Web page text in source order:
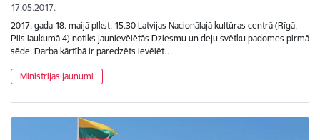
17.05.2017.
2017. gada 18. maijā plkst. 15.30 Latvijas Nacionālajā kultūras centrā (Rīgā,
Pils laukumā 4) notiks jaunievēlētās Dziesmu un deju svētku padomes pirmā
sēde. Darba kārtībā ir paredzēts ievēlēt…
Ministrijas jaunumi